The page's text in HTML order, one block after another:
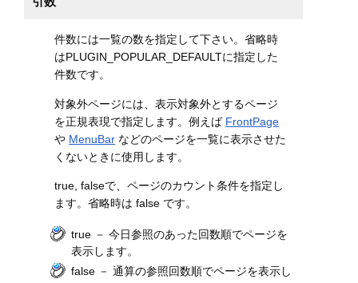
件数には一覧の数を指定して下さい。省略時
はPLUGIN_POPULAR_DEFAULTに指定した
件数です。
対象外ページには、表示対象外とするページ
を正規表現で指定します。例えば FrontPage
や MenuBar などのページを一覧に表示させた
くないときに使用します。
true, falseで、ページのカウント条件を指定し
ます。省略時は false です。
true － 今日参照のあった回数順でページを
表示します。
false － 通算の参照回数順でページを表示し